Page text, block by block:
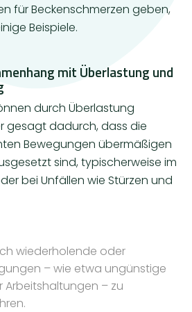
für Beckenschmerzen geben,
Beispiele.
mit Überlastung und
durch Überlastung
gesagt dadurch, dass die
Bewegungen übermäßigen
sind, typischerweise im
bei Unfällen wie Stürzen und
wiederholende oder
– wie etwa ungünstige
– zu